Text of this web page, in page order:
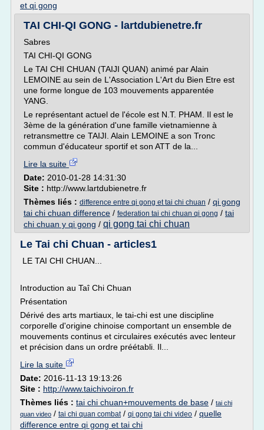
et qi gong
TAI CHI-QI GONG - lartdubienetre.fr
Sabres
TAI CHI-QI GONG
Le TAI CHI CHUAN (TAIJI QUAN) animé par Alain
LEMOINE au sein de L'Association L'Art du Bien Etre est
une forme longue de 103 mouvements apparentée
YANG.
Le représentant actuel de l'école est N.T. PHAM. Il est le
3ème de la génération d'une famille vietnamienne à
retransmettre ce TAIJI. Alain LEMOINE a son Tronc
commun d'éducateur sportif et son ATT de la...
Lire la suite
Date: 2010-01-28 14:31:30
Site : http://www.lartdubienetre.fr
Thèmes liés : difference entre qi gong et tai chi chuan / qi gong
tai chi chuan difference / federation tai chi chuan qi gong / tai
chi chuan y qi gong / qi gong tai chi chuan
Le Tai chi Chuan - articles1
LE TAI CHI CHUAN...
Introduction au Taî Chi Chuan
Présentation
Dérivé des arts martiaux, le tai-chi est une discipline
corporelle d'origine chinoise comportant un ensemble de
mouvements continus et circulaires exécutés avec lenteur
et précision dans un ordre préétabli. Il...
Lire la suite
Date: 2016-11-13 19:13:26
Site : http://www.taichivoiron.fr
Thèmes liés : tai chi chuan+mouvements de base / tai chi
quan video / tai chi quan combat/ qi gong tai chi video / quelle
difference entre qi gong et tai chi